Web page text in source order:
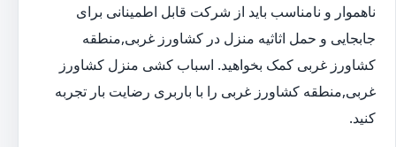
ناهموار و نامناسب باید از شرکت قابل اطمینانی برای
جابجایی و حمل اثاثیه منزل در کشاورز غربی,منطقه
کشاورز غربی کمک بخواهید. اسباب کشی منزل کشاورز
غربی,منطقه کشاورز غربی را با باربری رضایت بار تجربه
کنید.